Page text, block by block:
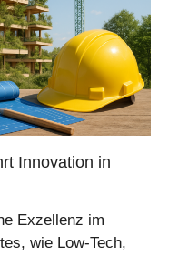
Innovation in
Exzellenz im
wie Low-Tech,